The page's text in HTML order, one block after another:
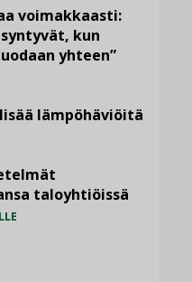
voimakkaasti:
kun
yhteen”
lämpöhäviöitä
taloyhtiöissä